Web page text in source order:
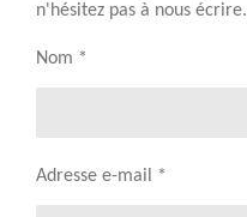
n'hésitez pas à nous écrire.
Nom *
Adresse e-mail *